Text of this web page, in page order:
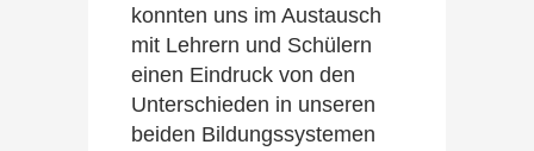
konnten uns im Austausch
mit Lehrern und Schülern
einen Eindruck von den
Unterschieden in unseren
beiden Bildungssystemen